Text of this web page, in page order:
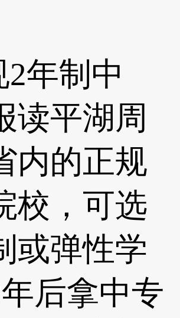
2年制中
读平湖周
内的正规
校，可选
或弹性学
后拿中专